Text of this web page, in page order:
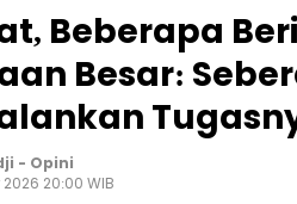
Beberapa
Besar:
- Opini
20:00 WIB